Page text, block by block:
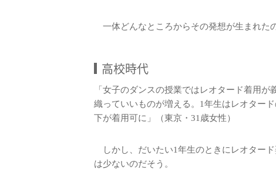
一体どんなところからその発想が生まれた
高校時代
「女子のダンスの授業ではレオタード着用
織っていいものが増える。1年生はレオター
下が着用可に」（東京・31歳女性）
しかし、だいたい1年生のときにレオター
は少ないのだそう。